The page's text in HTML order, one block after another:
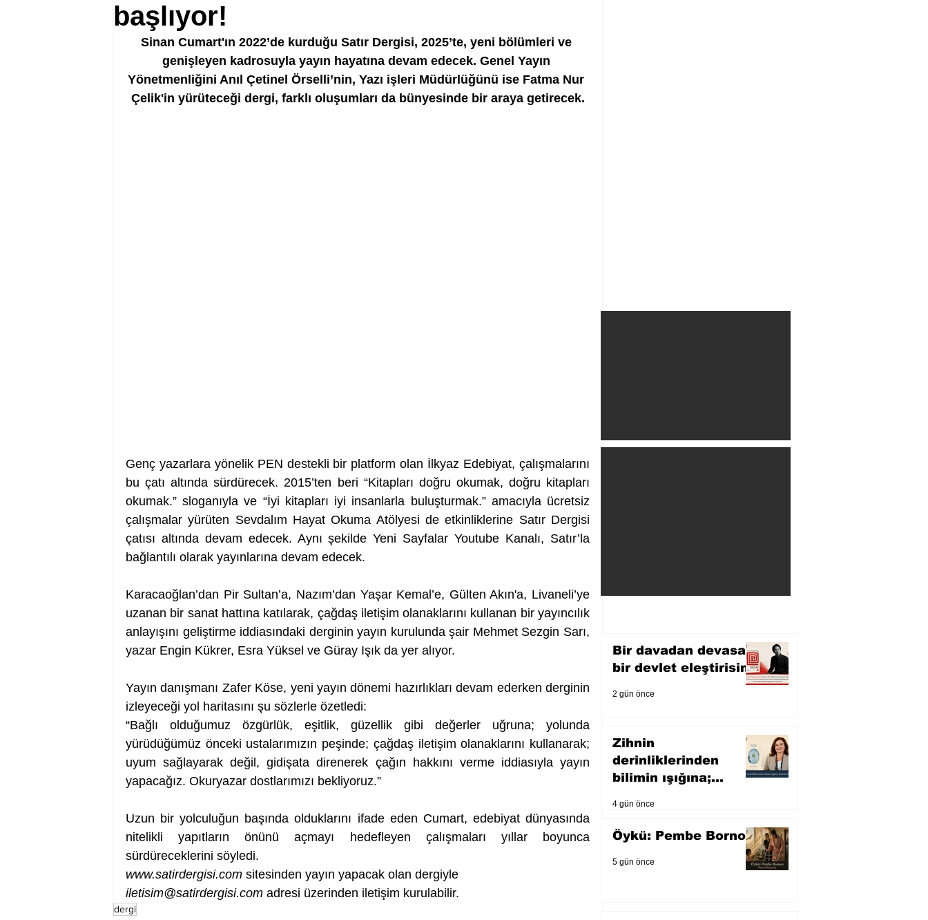
başlıyor!
Sinan Cumart'ın 2022’de kurduğu Satır Dergisi, 2025’te, yeni bölümleri ve
genişleyen kadrosuyla yayın hayatına devam edecek. Genel Yayın
Yönetmenliğini Anıl Çetinel Örselli’nin, Yazı işleri Müdürlüğünü ise Fatma Nur
Çelik'in yürüteceği dergi, farklı oluşumları da bünyesinde bir araya getirecek.
Genç yazarlara yönelik PEN destekli bir platform olan İlkyaz Edebiyat, çalışmalarını
bu çatı altında sürdürecek. 2015’ten beri “Kitapları doğru okumak, doğru kitapları
okumak.” sloganıyla ve “İyi kitapları iyi insanlarla buluşturmak.” amacıyla ücretsiz
çalışmalar yürüten Sevdalım Hayat Okuma Atölyesi de etkinliklerine Satır Dergisi
çatısı altında devam edecek. Aynı şekilde Yeni Sayfalar Youtube Kanalı, Satır’la
bağlantılı olarak yayınlarına devam edecek.
Karacaoğlan’dan Pir Sultan’a, Nazım’dan Yaşar Kemal’e, Gülten Akın'a, Livaneli’ye
uzanan bir sanat hattına katılarak, çağdaş iletişim olanaklarını kullanan bir yayıncılık
anlayışını geliştirme iddiasındaki derginin yayın kurulunda şair Mehmet Sezgin Sarı,
yazar Engin Kükrer, Esra Yüksel ve Güray Işık da yer alıyor.
Yayın danışmanı Zafer Köse, yeni yayın dönemi hazırlıkları devam ederken derginin
izleyeceği yol haritasını şu sözlerle özetledi:
“Bağlı olduğumuz özgürlük, eşitlik, güzellik gibi değerler uğruna; yolunda
yürüdüğümüz önceki ustalarımızın peşinde; çağdaş iletişim olanaklarını kullanarak;
uyum sağlayarak değil, gidişata direnerek çağın hakkını verme iddiasıyla yayın
yapacağız. Okuryazar dostlarımızı bekliyoruz.”
Uzun bir yolculuğun başında olduklarını ifade eden Cumart, edebiyat dünyasında
nitelikli yapıtların önünü açmayı hedefleyen çalışmaları yıllar boyunca
sürdüreceklerini söyledi.
www.satirdergisi.com sitesinden yayın yapacak olan dergiyle
iletisim@satirdergisi.com adresi üzerinden iletişim kurulabilir.
dergi
Bir davadan devasa
bir devlet eleştirisine
2 gün önce
Zihnin
derinliklerinden
bilimin ışığına;
4 gün önce
Öykü: Pembe Bornoz
5 gün önce